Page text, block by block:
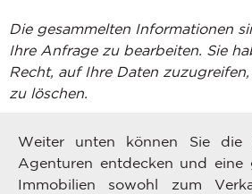
Die gesammelten Informationen
Ihre Anfrage zu bearbeiten. Sie
Recht, auf Ihre Daten
zu löschen.
Weiter unten können Sie die
Agenturen entdecken und eine
Immobilien sowohl zum